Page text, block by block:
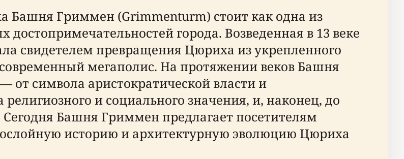
Башня Гриммен (Grimmenturm) стоит как одна из
города. Возведенная в 13 веке
свидетелем превращения Цюриха из укрепленного
мегаполис. На протяжении веков Башня
символа аристократической власти и
и социального значения, и, наконец, до
Башня Гриммен предлагает посетителям
историю и архитектурную эволюцию Цюриха